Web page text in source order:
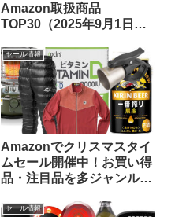
Amazon取扱商品
TOP30（2025年9月1日
セール情報
Amazonでクリスマスタイ
ムセール開催中！お買い得
品・注目品を多ジャンルか
します
セール情報